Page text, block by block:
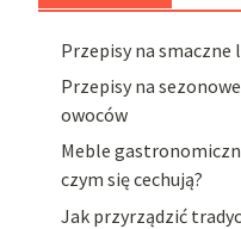
Przepisy na
Przepisy na
owoców
Meble
czym się cechują?
Jak przyrządzić